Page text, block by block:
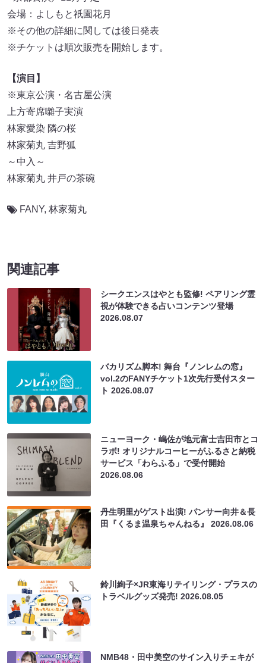
会場：よしもと祇園花月
※その他の詳細に関しては後日発表
※チケットは順次販売を開始します。
【演目】
※東京公演・名古屋公演
上方寄席囃子実演
林家愛染 隣の桜
林家菊丸 吉野狐
～中入～
林家菊丸 井戸の茶碗
FANY, 林家菊丸
関連記事
シークエンスはやとも監修! ペアリング霊
視が体験できる占いコンテンツ登場
2026.08.07
バカリズム脚本! 舞台『ノンレムの窓』
vol.2のFANYチケット1次先行受付スター
ト2026.08.07
ニューヨーク・嶋佐が地元富士吉田市とコ
ラボ! オリジナルコーヒーがふるさと納税
サービス「わらふる」で受付開始
2026.08.06
丹生明里がゲスト出演! パンサー向井＆長
田『くるま温泉ちゃんねる』2026.08.06
鈴川絢子×JR東海リテイリング・プラスの
トラベルグッズ発売!2026.08.05
NMB48・田中美空のサイン入りチェキが